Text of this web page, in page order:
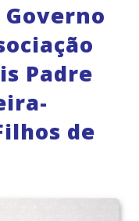
Governo
Padre
de